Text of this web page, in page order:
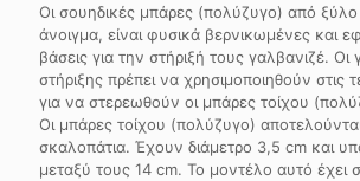
Οι σουηδικές μπάρες (πολύζυγο) από
άνοιγμα, είναι φυσικά βερνικωμένες και
βάσεις για την στήριξή τους γαλβανιζέ. Οι
στήριξης πρέπει να χρησιμοποιηθούν στις
για να στερεωθούν οι μπάρες τοίχου
Οι μπάρες τοίχου (πολύζυγο)
σκαλοπάτια. Έχουν διάμετρο 3,5 cm και
μεταξύ τους 14 cm. Το μοντέλο αυτό έχει